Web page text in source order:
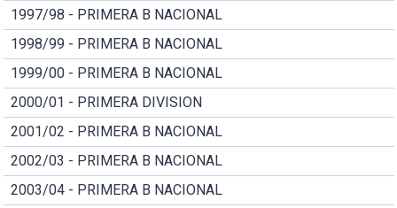
1997/98 - PRIMERA B NACIONAL
1998/99 - PRIMERA B NACIONAL
1999/00 - PRIMERA B NACIONAL
2000/01 - PRIMERA DIVISION
2001/02 - PRIMERA B NACIONAL
2002/03 - PRIMERA B NACIONAL
2003/04 - PRIMERA B NACIONAL